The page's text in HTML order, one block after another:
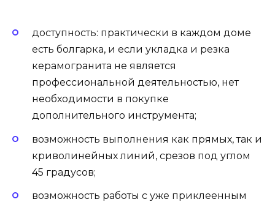
доступность: практически в каждом доме
есть болгарка, и если укладка и резка
керамогранита не является
профессиональной деятельностью, нет
необходимости в покупке
дополнительного инструмента;
возможность выполнения как прямых, так и
криволинейных линий, срезов под углом
45 градусов;
возможность работы с уже приклеенным